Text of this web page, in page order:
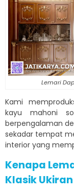
Lemari
Kami
kayu mahoni
berpengalaman
sekadar tempat
interior yang
Kenapa
Klasik